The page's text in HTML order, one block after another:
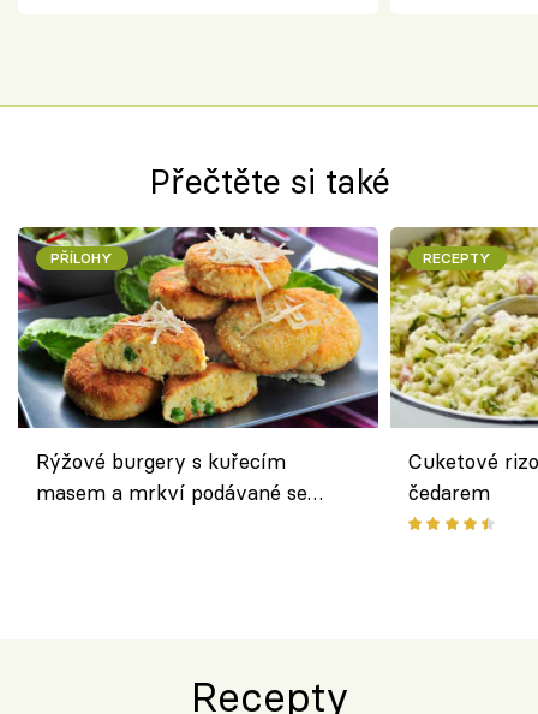
Přečtěte si také
PŘÍLOHY
Rýžové burgery s kuřecím
masem a mrkví podávané se
RECEPTY
Cuketové
čedarem
Recepty